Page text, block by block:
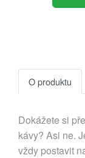
O produktu
Dokážete si
kávy? Asi ne.
vždy postavit